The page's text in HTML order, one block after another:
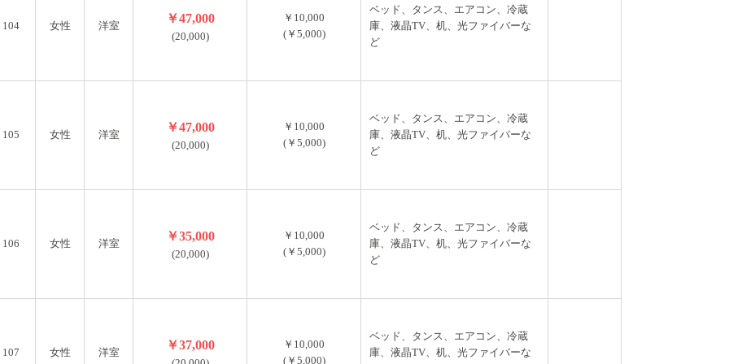
104 女性 洋室
￥47,000
(20,000)
￥10,000
(￥5,000)
ベッド、タンス、エアコン、冷蔵
庫、液晶TV、机、光ファイバーな
ど
105 女性 洋室
￥47,000
(20,000)
￥10,000
(￥5,000)
ベッド、タンス、エアコン、冷蔵
庫、液晶TV、机、光ファイバーな
ど
106 女性 洋室
￥35,000
(20,000)
￥10,000
(￥5,000)
ベッド、タンス、エアコン、冷蔵
庫、液晶TV、机、光ファイバーな
ど
107 女性 洋室
￥37,000
￥10,000
(￥5,000)
ベッド、タンス、エアコン、冷蔵
庫、液晶TV、机、光ファイバーな